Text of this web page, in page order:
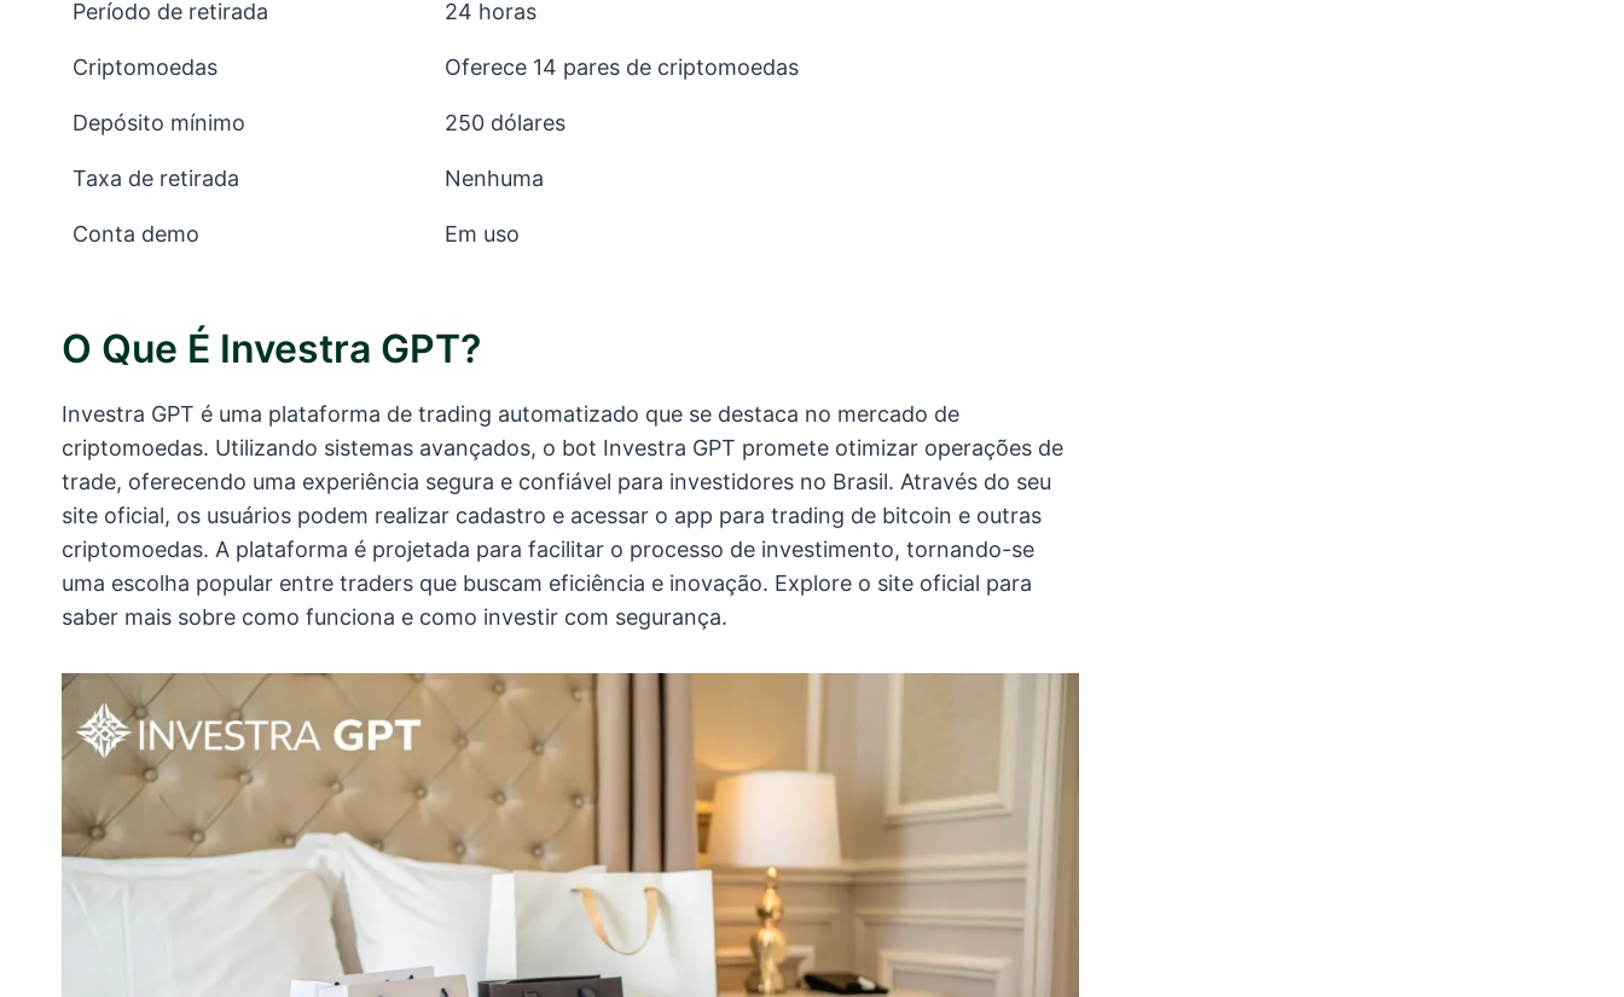
Período de retirada 24 horas
Criptomoedas Oferece 14 pares de criptomoedas
Depósito mínimo 250 dólares
Taxa de retirada Nenhuma
Conta demo Em uso
O Que É Investra GPT?
Investra GPT é uma plataforma de trading automatizado que se destaca no mercado de
criptomoedas. Utilizando sistemas avançados, o bot Investra GPT promete otimizar operações de
trade, oferecendo uma experiência segura e confiável para investidores no Brasil. Através do seu
site oficial, os usuários podem realizar cadastro e acessar o app para trading de bitcoin e outras
criptomoedas. A plataforma é projetada para facilitar o processo de investimento, tornando-se
uma escolha popular entre traders que buscam eficiência e inovação. Explore o site oficial para
saber mais sobre como funciona e como investir com segurança.